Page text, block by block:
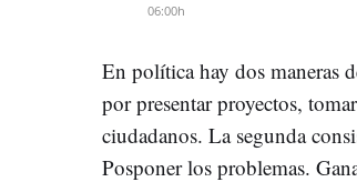
06:00h
En política hay dos maneras
por presentar proyectos,
ciudadanos. La segunda
Posponer los problemas.